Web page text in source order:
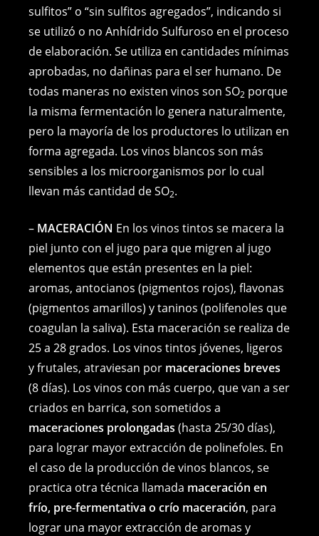
sulfitos” o “sin sulfitos agregados”, indicando si
se utilizó o no Anhídrido Sulfuroso en el proceso
de elaboración. Se utiliza en cantidades mínimas
aprobadas, no dañinas para el ser humano. De
todas maneras no existen vinos son SO2 porque
la misma fermentación lo genera naturalmente,
pero la mayoría de los productores lo utilizan en
forma agregada. Los vinos blancos son más
sensibles a los microorganismos por lo cual
llevan más cantidad de SO2.
– MACERACIÓN En los vinos tintos se macera la
piel junto con el jugo para que migren al jugo
elementos que están presentes en la piel:
aromas, antocianos (pigmentos rojos), flavonas
(pigmentos amarillos) y taninos (polifenoles que
coagulan la saliva). Esta maceración se realiza de
25 a 28 grados. Los vinos tintos jóvenes, ligeros
y frutales, atraviesan por maceraciones breves
(8 días). Los vinos con más cuerpo, que van a ser
criados en barrica, son sometidos a
maceraciones prolongadas (hasta 25/30 días),
para lograr mayor extracción de polinefoles. En
el caso de la producción de vinos blancos, se
practica otra técnica llamada maceración en
frío, pre-fermentativa o crío maceración, para
lograr una mayor extracción de aromas y